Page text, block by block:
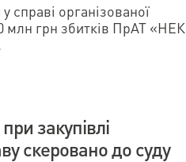
організованої
млн грн збитків ПрАТ «НЕК
закупівлі
скеровано до суду